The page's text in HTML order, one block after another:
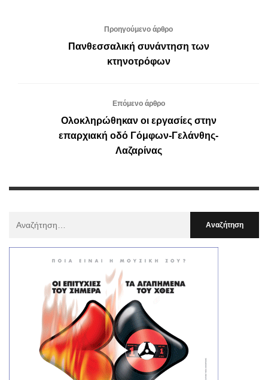
Προηγούμενο άρθρο
Πανθεσσαλική συνάντηση των
κτηνοτρόφων
Επόμενο άρθρο
Ολοκληρώθηκαν οι εργασίες στην
επαρχιακή οδό Γόμφων-Γελάνθης-
Λαζαρίνας
: